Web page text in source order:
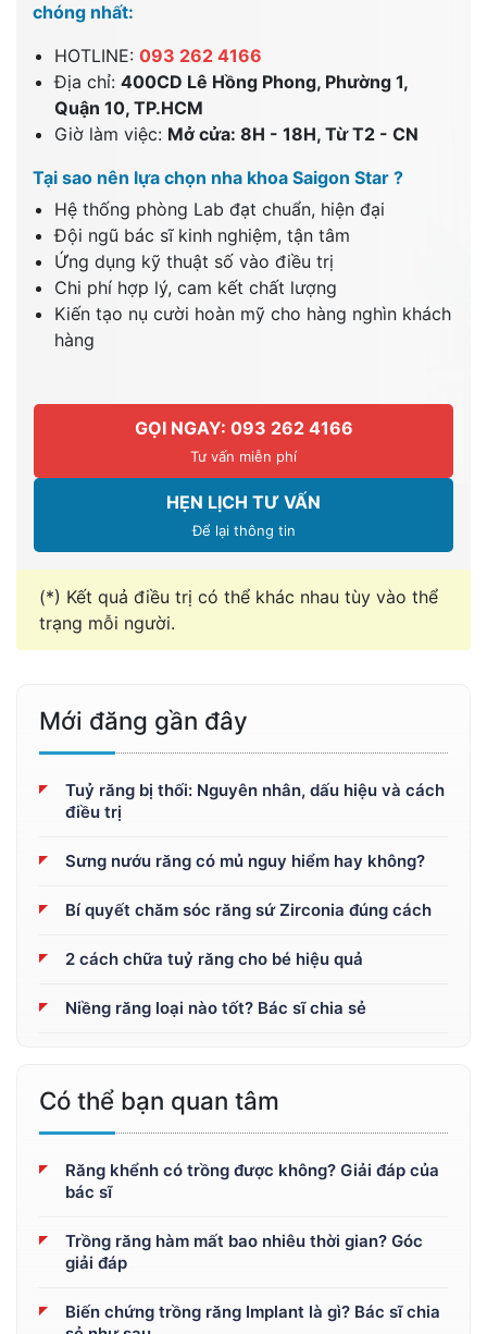
chóng nhất:
HOTLINE: 093 262 4166
Địa chỉ: 400CD Lê Hồng Phong, Phường 1,
Quận 10, TP.HCM
Giờ làm việc: Mở cửa: 8H - 18H, Từ T2 - CN
Tại sao nên lựa chọn nha khoa Saigon Star ?
Hệ thống phòng Lab đạt chuẩn, hiện đại
Đội ngũ bác sĩ kinh nghiệm, tận tâm
Ứng dụng kỹ thuật số vào điều trị
Chi phí hợp lý, cam kết chất lượng
Kiến tạo nụ cười hoàn mỹ cho hàng nghìn khách
hàng
GỌI NGAY: 093 262 4166
Tư vấn miễn phí
HẸN LỊCH TƯ VẤN
Để lại thông tin
(*) Kết quả điều trị có thể khác nhau tùy vào thể
trạng mỗi người.
Mới đăng gần đây
Tuỷ răng bị thối: Nguyên nhân, dấu hiệu và cách
điều trị
Sưng nướu răng có mủ nguy hiểm hay không?
Bí quyết chăm sóc răng sứ Zirconia đúng cách
2 cách chữa tuỷ răng cho bé hiệu quả
Niềng răng loại nào tốt? Bác sĩ chia sẻ
Có thể bạn quan tâm
Răng khểnh có trồng được không? Giải đáp của
bác sĩ
Trồng răng hàm mất bao nhiêu thời gian? Góc
giải đáp
Biến chứng trồng răng Implant là gì? Bác sĩ chia